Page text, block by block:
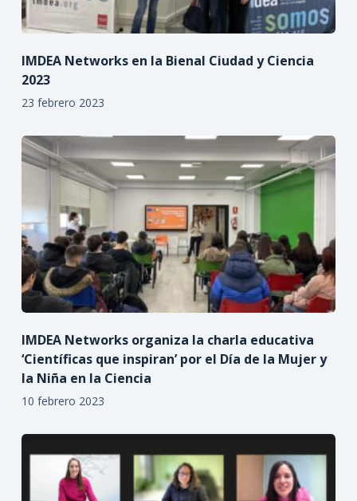
IMDEA Networks en la Bienal Ciudad y Ciencia
2023
23 febrero 2023
IMDEA Networks organiza la charla educativa
‘Científicas que inspiran’ por el Día de la Mujer y
la Niña en la Ciencia
10 febrero 2023